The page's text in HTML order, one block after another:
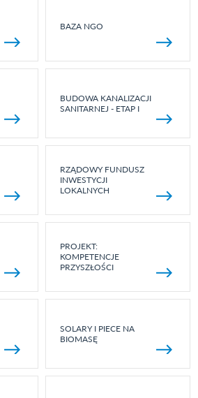
BAZA NGO
BUDOWA KANALIZACJI
SANITARNEJ - ETAP I
RZĄDOWY FUNDUSZ
INWESTYCJI
LOKALNYCH
PROJEKT:
KOMPETENCJE
PRZYSZŁOŚCI
SOLARY I PIECE NA
BIOMASĘ